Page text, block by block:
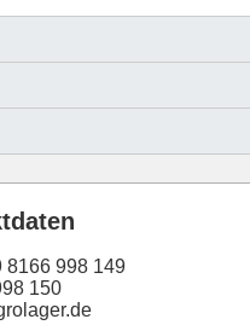
8166 998 149
150